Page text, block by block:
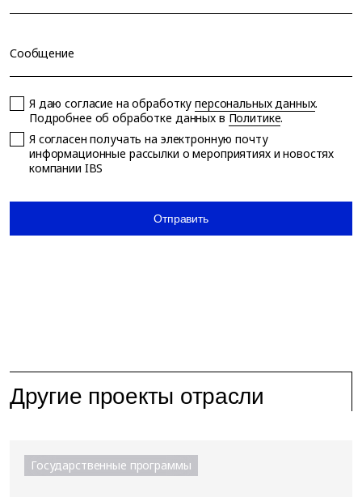
Сообщение
Я даю согласие на обработкуперсональных данных.
Подробнее об обработке данных в Политике.
Я согласен получать на электронную почту
информационные рассылки о мероприятиях и новостях
компании IBS
Отправить
Другие проекты отрасли
Государственные программы